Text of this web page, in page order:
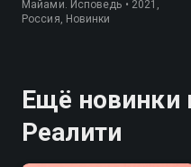
Майами. Исповедь • 2021,
Россия, Новинки
Ещё новинки
Реалити